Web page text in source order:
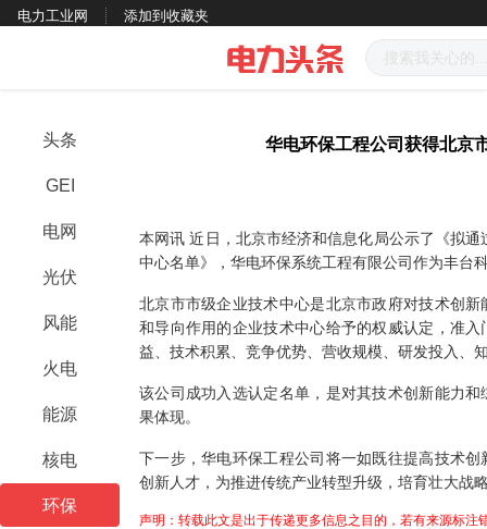
电力工业网 添加到收藏夹
头条
GEI
电网
光伏
风能
火电
能源
核电
环保
华电环保工程公司获得北京
本网讯 近日，北京市经济和信息化局公示了《拟通
中心名单》，华电环保系统工程有限公司作为丰台
北京市市级企业技术中心是北京市政府对技术创
和导向作用的企业技术中心给予的权威认定，准
益、技术积累、竞争优势、营收规模、研发投入、
该公司成功入选认定名单，是对其技术创新能力
果体现。
下一步，华电环保工程公司将一如既往提高技术
创新人才，为推进传统产业转型升级，培育壮大战
声明：转载此文是出于传递更多信息之目的，若有来源标